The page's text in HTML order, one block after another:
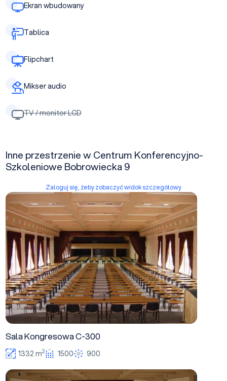
Ekran wbudowany
Tablica
Flipchart
Mikser audio
TV / monitor LCD
Inne przestrzenie w Centrum Konferencyjno-
Szkoleniowe Bobrowiecka 9
Zaloguj się, żeby zobaczyć widok szczegółowy
Sala Kongresowa C-300
1332 m2 1500 900
Chopin A-502